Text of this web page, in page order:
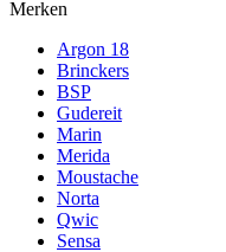
Merken
Argon 18
Brinckers
BSP
Gudereit
Marin
Merida
Moustache
Norta
Qwic
Sensa